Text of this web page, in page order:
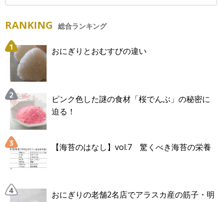
RANKING 総合ランキング
おにぎりとおむすびの違い
ピンク色した謎の食材「桜でんぶ」の秘密に
迫る！
【海苔のはなし】vol.7 驚くべき海苔の栄養
おにぎりの老舗2名店でアラスカ産の筋子・明